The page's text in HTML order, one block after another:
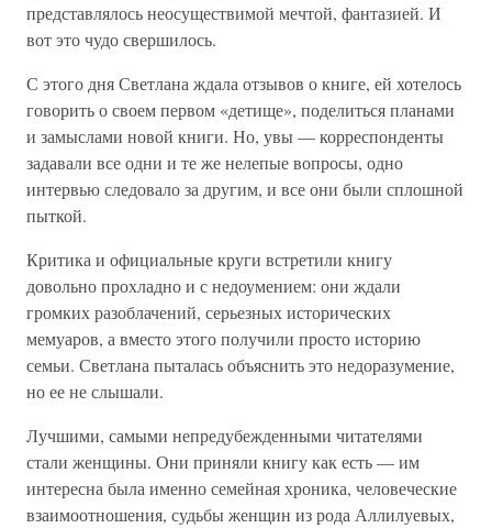
представлялось неосуществимой мечтой, фантазией. И
вот это чудо свершилось.
С этого дня Светлана ждала отзывов о книге, ей хотелось
говорить о своем первом «детище», поделиться планами
и замыслами новой книги. Но, увы — корреспонденты
задавали все одни и те же нелепые вопросы, одно
интервью следовало за другим, и все они были сплошной
пыткой.
Критика и официальные круги встретили книгу
довольно прохладно и с недоумением: они ждали
громких разоблачений, серьезных исторических
мемуаров, а вместо этого получили просто историю
семьи. Светлана пыталась объяснить это недоразумение,
но ее не слышали.
Лучшими, самыми непредубежденными читателями
стали женщины. Они приняли книгу как есть — им
интересна была именно семейная хроника, человеческие
взаимоотношения, судьбы женщин из рода Аллилуевых,